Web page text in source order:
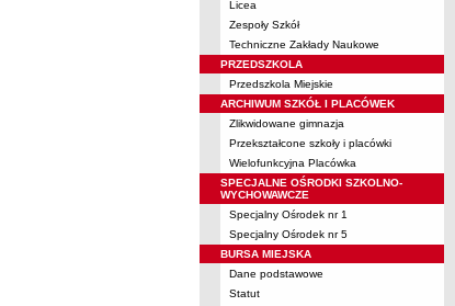
Licea
Zespoły Szkół
Techniczne Zakłady Naukowe
PRZEDSZKOLA
Przedszkola Miejskie
ARCHIWUM SZKÓŁ I PLACÓWEK
Zlikwidowane gimnazja
Przekształcone szkoły i placówki
Wielofunkcyjna Placówka
SPECJALNE OŚRODKI SZKOLNO-
WYCHOWAWCZE
Specjalny Ośrodek nr 1
Specjalny Ośrodek nr 5
BURSA MIEJSKA
Dane podstawowe
Statut